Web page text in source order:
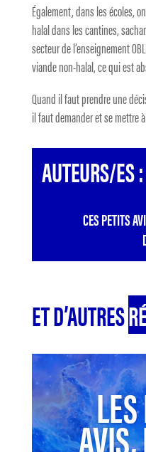
Également, dans les écoles,
halal dans les cantines,
secteur de l’enseignement
viande non-halal, ce qui est
Quand il faut prendre une
il faut demander et se mettre
AUTEURS/ES
CES PETITS
ET D’AUTRES